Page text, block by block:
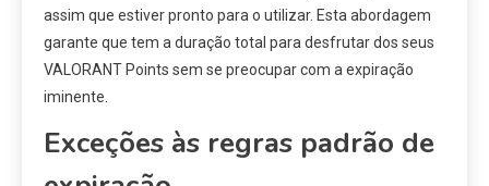
assim que estiver pronto para o utilizar. Esta abordagem
garante que tem a duração total para desfrutar dos seus
VALORANT Points sem se preocupar com a expiração
iminente.
Exceções às regras padrão de